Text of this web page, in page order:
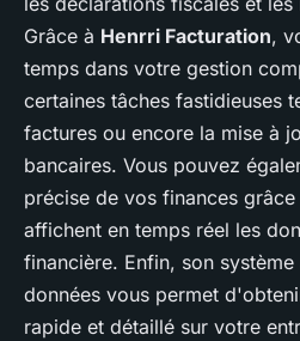
Grâce à Henrri Facturation,
temps dans votre gestion
certaines tâches fastidieuses
factures ou encore la mise à
bancaires. Vous pouvez
précise de vos finances
affichent en temps réel les
financière. Enfin, son
données vous permet
rapide et détaillé sur votre